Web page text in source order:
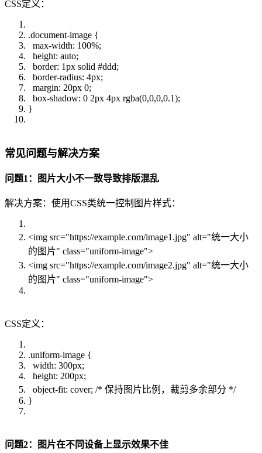
CSS定义：
.document-image {
max-width: 100%;
height: auto;
border: 1px solid #ddd;
border-radius: 4px;
margin: 20px 0;
box-shadow: 0 2px 4px rgba(0,0,0,0.1);
}
常见问题与解决方案
问题1：图片大小不一致导致排版混乱
解决方案：使用CSS类统一控制图片样式：
<img src="https://example.com/image1.jpg" alt="统一大小
的图片" class="uniform-image">
<img src="https://example.com/image2.jpg" alt="统一大小
的图片" class="uniform-image">
CSS定义：
.uniform-image {
width: 300px;
height: 200px;
object-fit: cover; /* 保持图片比例，裁剪多余部分 */
}
问题2：图片在不同设备上显示效果不佳